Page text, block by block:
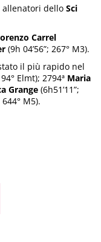
allenatori delloSci
Carrel
(9h 04’56”; 267° M3).
stato il più rapido nel
94° Elmt); 2794ª Maria
Grange (6h51’11”;
644° M5).